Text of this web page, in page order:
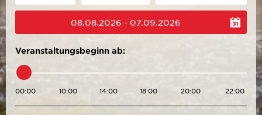
08.08.2026 - 07.09.2026
Veranstaltungsbeginn ab:
00:00 10:00 14:00 18:00 20:00 22:00